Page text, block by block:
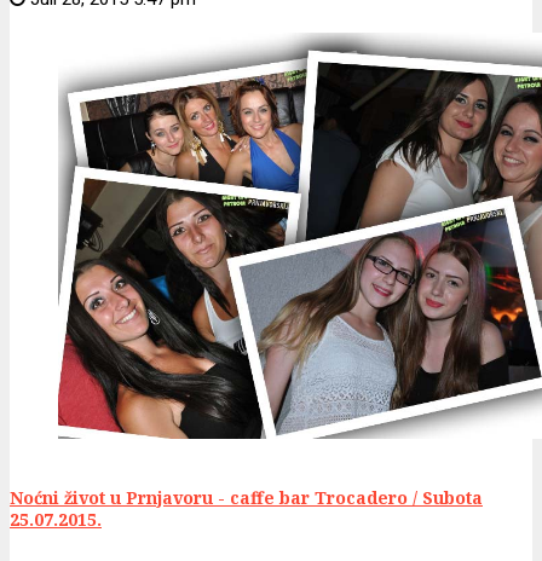
Noćni život u Prnjavoru - caffe bar Trocadero / Subota
25.07.2015.